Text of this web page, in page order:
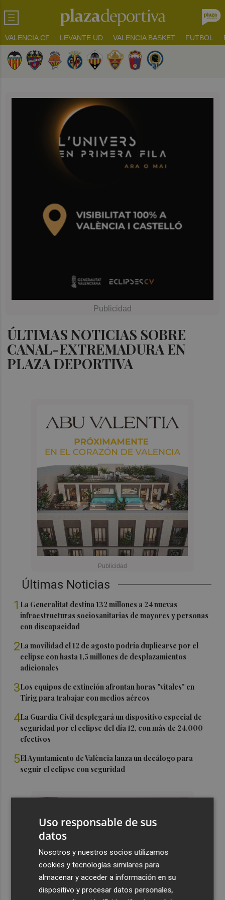
VALENCIA CF LEVANTE UD VALENCIA BASKET FUTBOL
ÚLTIMAS NOTICIAS SOBRE
CANAL-EXTREMADURA EN
PLAZA DEPORTIVA
Últimas Noticias
1 La Generalitat destina 132 millones a 24 nuevas
infraestructuras sociosanitarias de mayores y personas
con discapacidad
2La movilidad el 12 de agosto podría duplicarse por el
eclipse con hasta 1,5 millones de desplazamientos
adicionales
3Los equipos de extinción afrontan horas "vitales" en
Tírig para trabajar con medios aéreos
4La Guardia Civil desplegará un dispositivo especial de
seguridad por el eclipse del día 12, con más de 24.000
efectivos
5El Ayuntamiento de València lanza un decálogo para
seguir el eclipse con seguridad
Uso responsable de sus
datos
Nosotros y nuestros socios utilizamos
cookies y tecnologías similares para
almacenar y acceder a información en su
dispositivo y procesar datos personales,